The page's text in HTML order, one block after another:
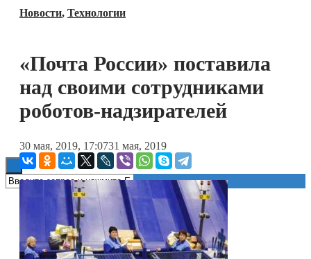
Блокчейн
Новости, Технологии
«Почта России» поставила
над своими сотрудниками
роботов-надзирателей
30 мая, 2019, 17:0731 мая, 2019